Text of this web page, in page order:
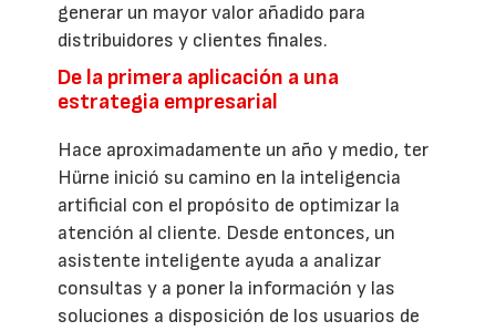
generar un mayor valor añadido para
distribuidores y clientes finales.
De la primera aplicación a una
estrategia empresarial
Hace aproximadamente un año y medio, ter
Hürne inició su camino en la inteligencia
artificial con el propósito de optimizar la
atención al cliente. Desde entonces, un
asistente inteligente ayuda a analizar
consultas y a poner la información y las
soluciones a disposición de los usuarios de